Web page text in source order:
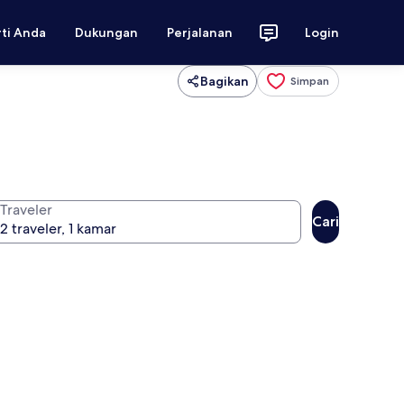
Anda Dukungan Perjalanan Login
Bagikan Simpan
Traveler
Cari